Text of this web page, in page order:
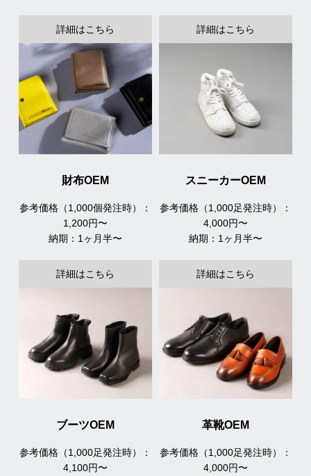
詳細はこちら 詳細はこちら
財布OEM
参考価格（1,000個発注時）：
1,200円〜
納期：1ヶ月半〜
詳細はこちら
スニーカーOEM
参考価格（1,000足発注時）：
4,000円〜
納期：1ヶ月半〜
詳細はこちら
ブーツOEM
参考価格（1,000足発注時）：
4,100円〜
革靴OEM
参考価格（1,000足発注時）：
4,000円〜